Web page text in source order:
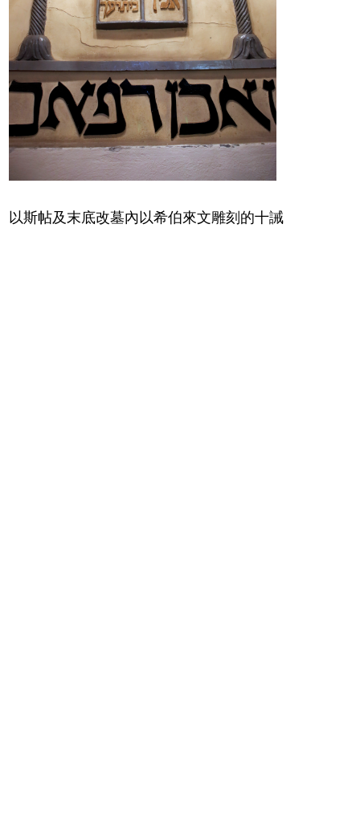
以斯帖及末底改墓內以希伯來文雕刻的十誡